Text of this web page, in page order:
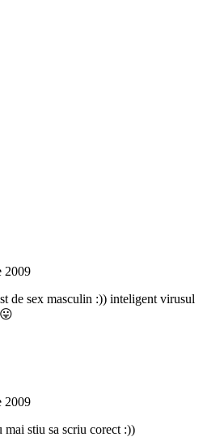
2009
de sex masculin :)) inteligent virusul
2009
stiu sa scriu corect :))